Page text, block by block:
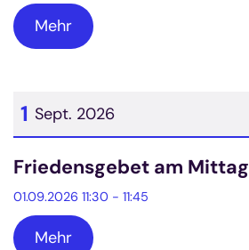
Mehr
1 Sept. 2026
Datum: 1. September 2026
Friedensgebet am Mittag
01.09.2026 11:30 - 11:45
Mehr